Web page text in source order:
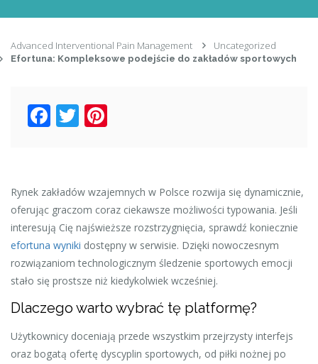
Advanced Interventional Pain Management Uncategorized
Efortuna: Kompleksowe podejście do zakładów sportowych
Facebook
Twitter
Rynek zakładów wzajemnych w Polsce rozwija się dynamicznie,
oferując graczom coraz ciekawsze możliwości typowania. Jeśli
interesują Cię najświeższe rozstrzygnięcia, sprawdź koniecznie
efortuna wyniki dostępny w serwisie. Dzięki nowoczesnym
rozwiązaniom technologicznym śledzenie sportowych emocji
stało się prostsze niż kiedykolwiek wcześniej.
Dlaczego warto wybrać tę platformę?
Użytkownicy doceniają przede wszystkim przejrzysty interfejs
oraz bogatą ofertę dyscyplin sportowych, od piłki nożnej po